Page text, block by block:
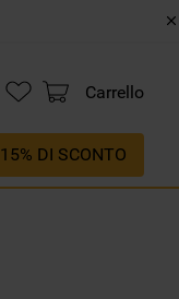
Carrello
15% DI SCONTO